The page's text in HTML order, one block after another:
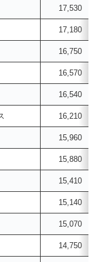
17,530
17,180
16,750
16,570
16,540
16,210
15,960
15,880
15,410
15,140
15,070
14,750